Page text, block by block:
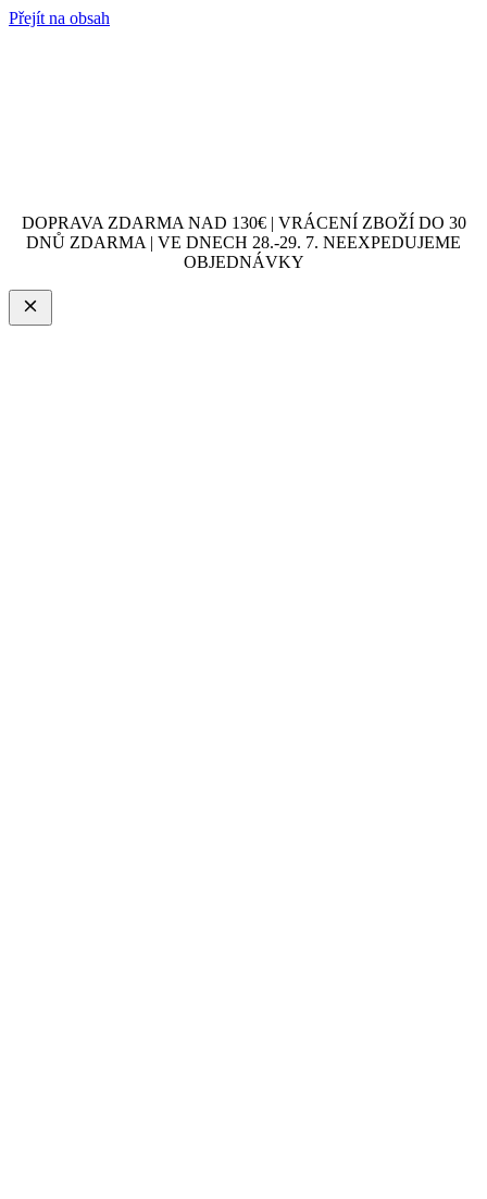
Přejít na obsah
DOPRAVA ZDARMA NAD 130€ | VRÁCENÍ ZBOŽÍ DO 30
DNŮ ZDARMA | VE DNECH 28.-29. 7. NEEXPEDUJEME
OBJEDNÁVKY